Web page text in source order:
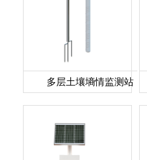
多层土壤墒情监测站